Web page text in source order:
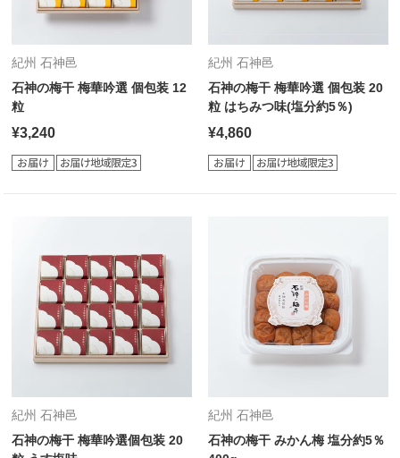
紀州 石神邑
石神の梅干 梅華吟選 個包装 12
粒
¥3,240
紀州 石神邑
石神の梅干 梅華吟選 個包装 20
粒 はちみつ味(塩分約5％)
¥4,860
紀州 石神邑
石神の梅干 梅華吟選個包装 20
紀州 石神邑
石神の梅干 みかん梅 塩分約5％